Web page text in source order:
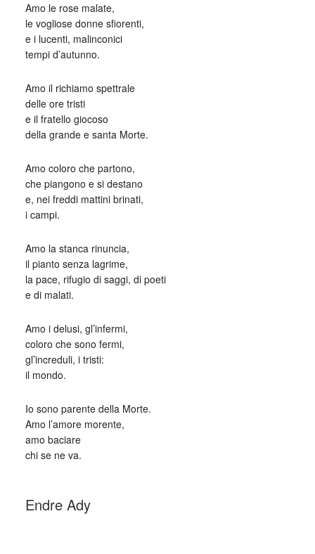
Amo le rose malate,
le vogliose donne sfiorenti,
e i lucenti, malinconici
tempi d’autunno.
Amo il richiamo spettrale
delle ore tristi
e il fratello giocoso
della grande e santa Morte.
Amo coloro che partono,
che piangono e si destano
e, nei freddi mattini brinati,
i campi.
Amo la stanca rinuncia,
il pianto senza lagrime,
la pace, rifugio di saggi, di poeti
e di malati.
Amo i delusi, gl’infermi,
coloro che sono fermi,
gl’increduli, i tristi:
il mondo.
Io sono parente della Morte.
Amo l’amore morente,
amo baciare
chi se ne va.
Endre Ady